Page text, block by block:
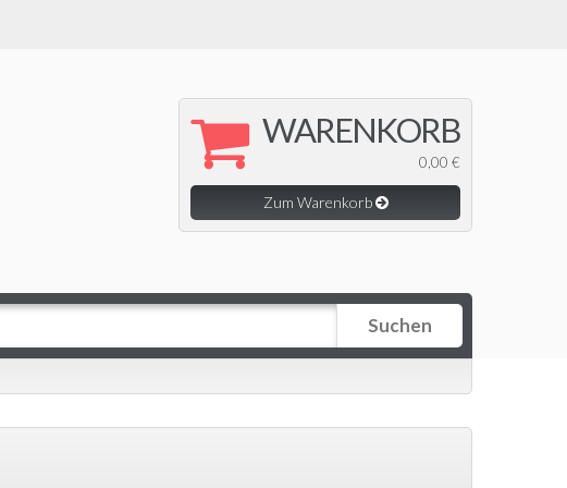
WARENKORB
0,00 €
Zum Warenkorb
Suchen